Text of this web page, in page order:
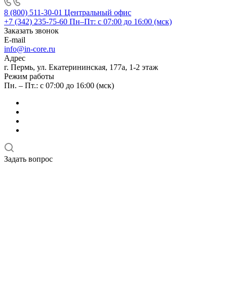
8 (800) 511-30-01 Центральный офис
+7 (342) 235-75-60 Пн–Пт: с 07:00 до 16:00 (мск)
Заказать звонок
E-mail
info@in-core.ru
Адрес
г. Пермь, ул. ​Екатерининская, 177а, ​1-2 этаж
Режим работы
Пн. – Пт.: с 07:00 до 16:00 (мск)
Задать вопрос